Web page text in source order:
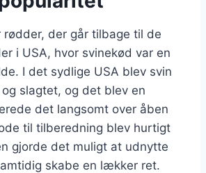
rødder, der går tilbage til de
i USA, hvor svinekød var en
I det sydlige USA blev svin
slagtet, og det blev en
det langsomt over åben
til tilberedning blev hurtigt
gjorde det muligt at udnytte
skabe en lækker ret.